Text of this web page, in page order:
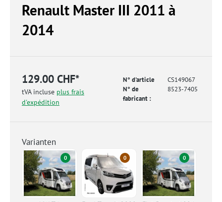
Renault Master III 2011 à
2014
129.00 CHF*
tVA incluse plus frais
d'expédition
N° d'article
CS149067
N° de
fabricant :
8523-7405
Varianten
0 0 0